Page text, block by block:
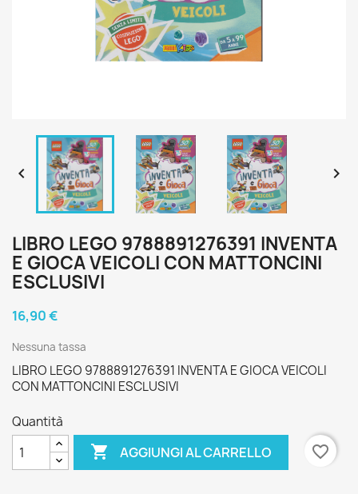
 
LIBRO LEGO 9788891276391 INVENTA
E GIOCA VEICOLI CON MATTONCINI
ESCLUSIVI
16,90 €
Nessuna tassa
LIBRO LEGO 9788891276391 INVENTA E GIOCA VEICOLI
CON MATTONCINI ESCLUSIVI
Quantità
 AGGIUNGI AL CARRELLO favorite_border